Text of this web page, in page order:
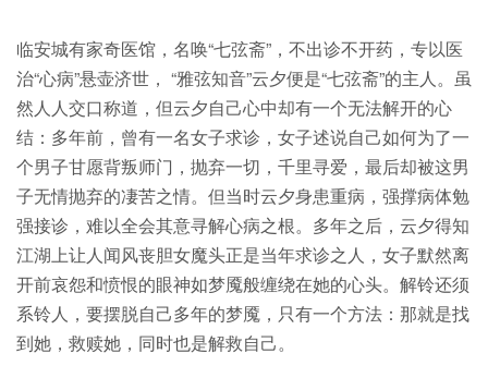
临安城有家奇医馆，名唤“七弦斋”，不出诊不开药，专以医
治“心病”悬壶济世， “雅弦知音”云夕便是“七弦斋”的主人。虽
然人人交口称道，但云夕自己心中却有一个无法解开的心
结：多年前，曾有一名女子求诊，女子述说自己如何为了一
个男子甘愿背叛师门，抛弃一切，千里寻爱，最后却被这男
子无情抛弃的凄苦之情。但当时云夕身患重病，强撑病体勉
强接诊，难以全会其意寻解心病之根。多年之后，云夕得知
江湖上让人闻风丧胆女魔头正是当年求诊之人，女子默然离
开前哀怨和愤恨的眼神如梦魇般缠绕在她的心头。解铃还须
系铃人，要摆脱自己多年的梦魇，只有一个方法：那就是找
到她，救赎她，同时也是解救自己。